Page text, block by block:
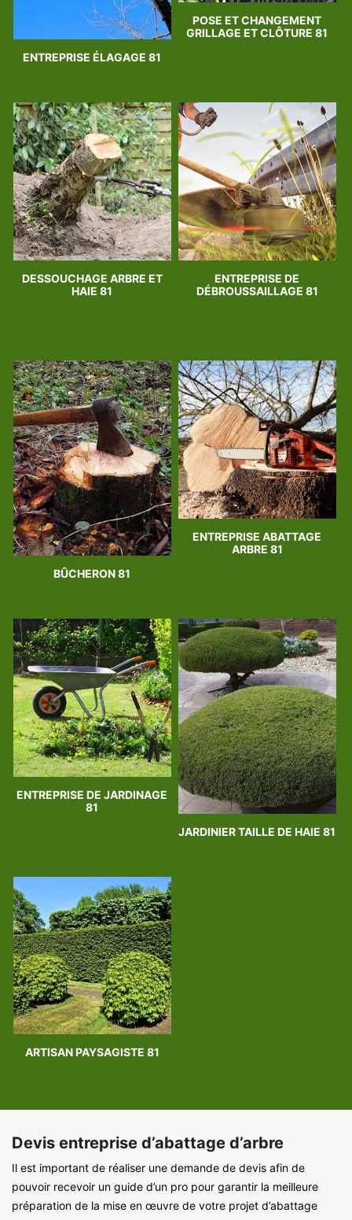
ENTREPRISE ÉLAGAGE 81
POSE ET CHANGEMENT
GRILLAGE ET CLÔTURE 81
DESSOUCHAGE ARBRE ET
HAIE 81
ENTREPRISE DE
DÉBROUSSAILLAGE 81
BÛCHERON 81
ENTREPRISE ABATTAGE
ARBRE 81
ENTREPRISE DE JARDINAGE
81
JARDINIER TAILLE DE HAIE 81
ARTISAN PAYSAGISTE 81
Devis entreprise d’abattage d’arbre
Il est important de réaliser une demande de devis afin de
pouvoir recevoir un guide d’un pro pour garantir la meilleure
préparation de la mise en œuvre de votre projet d’abattage